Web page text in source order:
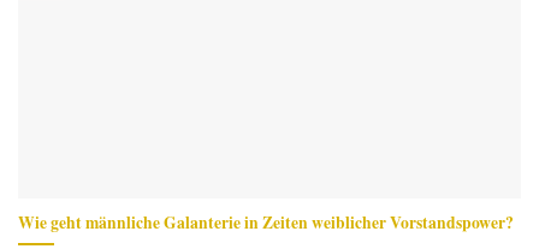
Wie geht männliche Galanterie in Zeiten weiblicher Vorstandspower?